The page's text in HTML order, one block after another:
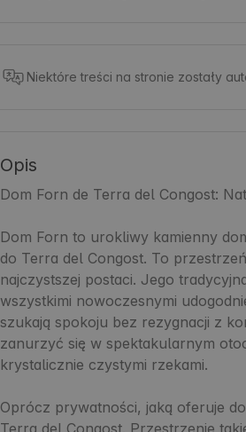
Niektóre treści na stronie zostały
Opis
Dom Forn de Terra del Congost:
Dom Forn to urokliwy kamienny
do Terra del Congost. To
najczystszej postaci. Jego
wszystkimi nowoczesnymi
szukają spokoju bez rezygnacji z
zanurzyć się w spektakularnym
krystalicznie czystymi rzekami.
Oprócz prywatności, jaką oferuje
Terra del Congost. Przestrzenie